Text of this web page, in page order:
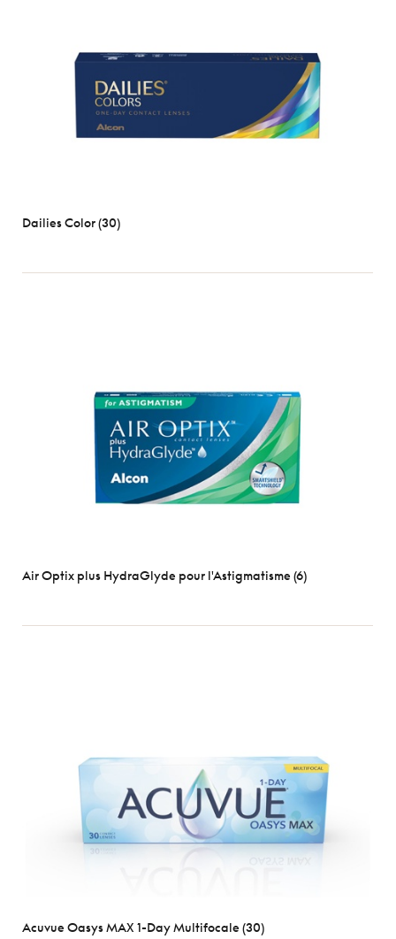
Dailies Color (30)
Air Optix plus HydraGlyde pour l'Astigmatisme (6)
Acuvue Oasys MAX 1-Day Multifocale (30)